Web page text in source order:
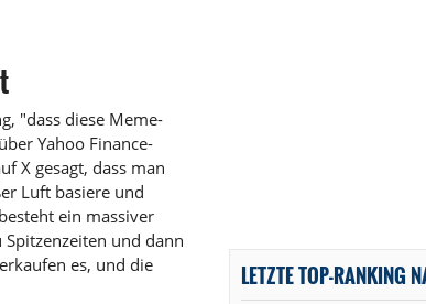
"dass diese Meme-
Yahoo Finance-
X gesagt, dass man
Luft basiere und
ein massiver
und dann
es, und die
LETZTE TOP-RANKING